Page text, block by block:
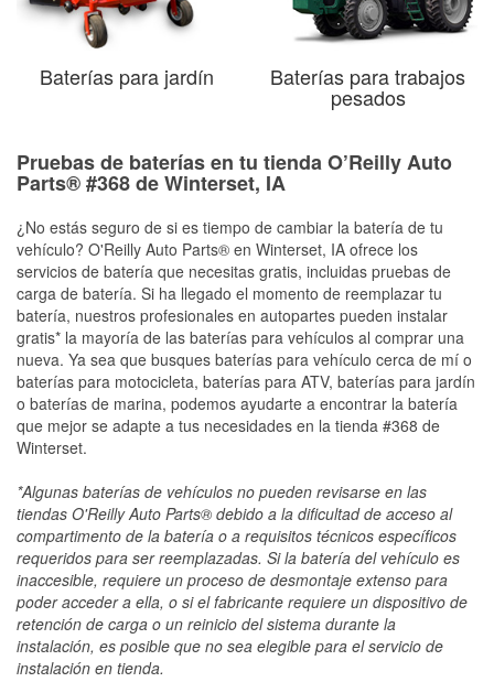
Baterías para jardín Baterías para trabajos
pesados
Pruebas de baterías en tu tienda O’Reilly Auto
Parts® #368 de Winterset, IA
¿No estás seguro de si es tiempo de cambiar la batería de tu
vehículo? O'Reilly Auto Parts® en Winterset, IA ofrece los
servicios de batería que necesitas gratis, incluidas pruebas de
carga de batería. Si ha llegado el momento de reemplazar tu
batería, nuestros profesionales en autopartes pueden instalar
gratis* la mayoría de las baterías para vehículos al comprar una
nueva. Ya sea que busques baterías para vehículo cerca de mí o
baterías para motocicleta, baterías para ATV, baterías para jardín
o baterías de marina, podemos ayudarte a encontrar la batería
que mejor se adapte a tus necesidades en la tienda #368 de
Winterset.
*Algunas baterías de vehículos no pueden revisarse en las
tiendas O'Reilly Auto Parts® debido a la dificultad de acceso al
compartimento de la batería o a requisitos técnicos específicos
requeridos para ser reemplazadas. Si la batería del vehículo es
inaccesible, requiere un proceso de desmontaje extenso para
poder acceder a ella, o si el fabricante requiere un dispositivo de
retención de carga o un reinicio del sistema durante la
instalación, es posible que no sea elegible para el servicio de
instalación en tienda.